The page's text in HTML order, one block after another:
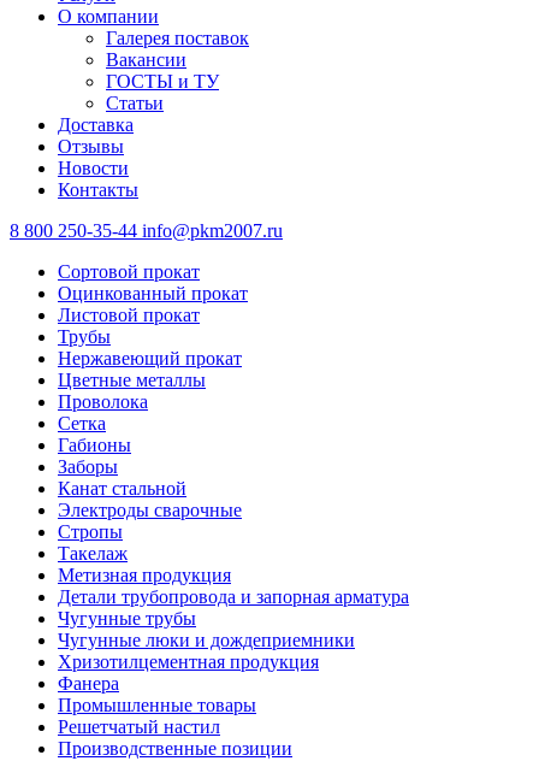
О компании
Галерея поставок
Вакансии
ГОСТЫ и ТУ
Статьи
Доставка
Отзывы
Новости
Контакты
8 800 250-35-44 info@pkm2007.ru
Сортовой прокат
Оцинкованный прокат
Листовой прокат
Трубы
Нержавеющий прокат
Цветные металлы
Проволока
Сетка
Габионы
Заборы
Канат стальной
Электроды сварочные
Стропы
Такелаж
Метизная продукция
Детали трубопровода и запорная арматура
Чугунные трубы
Чугунные люки и дождеприемники
Хризотилцементная продукция
Фанера
Промышленные товары
Решетчатый настил
Производственные позиции